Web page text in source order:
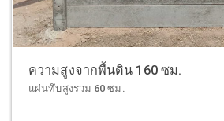
ความสูงจากพื้นดิน 160 ซม.
แผ่นทึบสูงรวม 60 ซม.